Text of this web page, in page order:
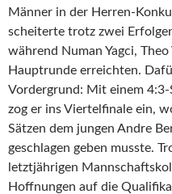
Männer in der Herren-
scheiterte trotz zwei
während Numan Yagci,
Hauptrunde erreichten.
Vordergrund: Mit einem 4:3-
zog er ins Viertelfinale ein,
Sätzen dem jungen Andre
geschlagen geben musste.
letztjährigen
Hoffnungen auf die